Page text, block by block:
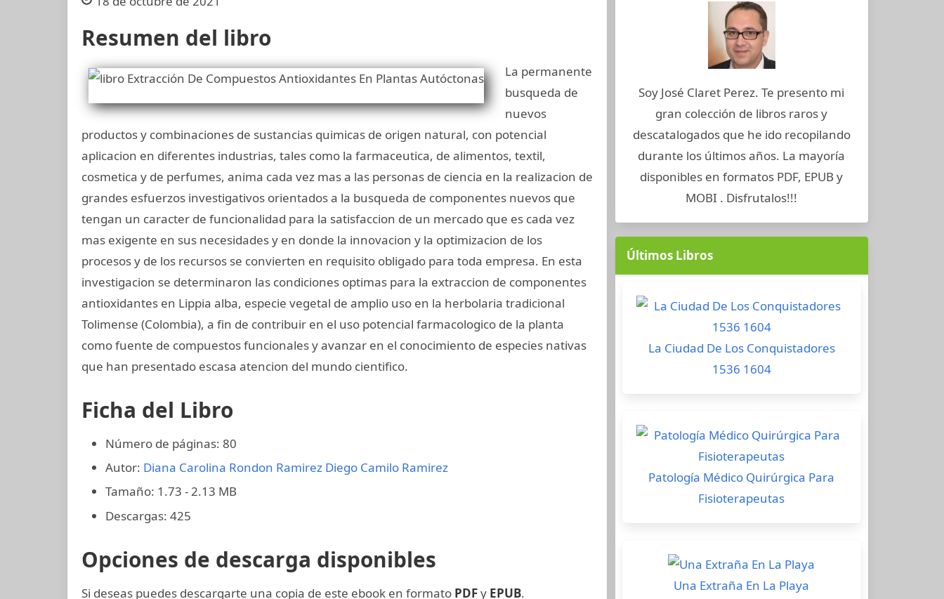
Resumen del libro
La permanente
busqueda de
nuevos
productos y combinaciones de sustancias quimicas de origen natural, con potencial
aplicacion en diferentes industrias, tales como la farmaceutica, de alimentos, textil,
cosmetica y de perfumes, anima cada vez mas a las personas de ciencia en la realizacion de
grandes esfuerzos investigativos orientados a la busqueda de componentes nuevos que
tengan un caracter de funcionalidad para la satisfaccion de un mercado que es cada vez
mas exigente en sus necesidades y en donde la innovacion y la optimizacion de los
procesos y de los recursos se convierten en requisito obligado para toda empresa. En esta
investigacion se determinaron las condiciones optimas para la extraccion de componentes
antioxidantes en Lippia alba, especie vegetal de amplio uso en la herbolaria tradicional
Tolimense (Colombia), a fin de contribuir en el uso potencial farmacologico de la planta
como fuente de compuestos funcionales y avanzar en el conocimiento de especies nativas
que han presentado escasa atencion del mundo cientifico.
Ficha del Libro
Número de páginas: 80
Autor: Diana Carolina Rondon Ramirez Diego Camilo Ramirez
Tamaño: 1.73 - 2.13 MB
Descargas: 425
Opciones de descarga disponibles
Si deseas puedes descargarte una copia de este ebook en formato PDFy EPUB.
Soy José Claret Perez. Te presento mi
gran colección de libros raros y
descatalogados que he ido recopilando
durante los últimos años. La mayoría
disponibles en formatos PDF, EPUB y
MOBI . Disfrutalos!!!
Últimos Libros
La Ciudad De Los Conquistadores
1536 1604
Patología Médico Quirúrgica Para
Fisioterapeutas
Una Extraña En La Playa